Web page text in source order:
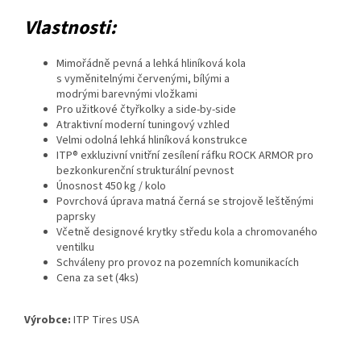
Vlastnosti:
Mimořádně pevná a lehká hliníková kola
s vyměnitelnými červenými, bílými a
modrými barevnými vložkami
Pro užitkové čtyřkolky a side-by-side
Atraktivní moderní tuningový vzhled
Velmi odolná lehká hliníková konstrukce
ITP® exkluzivní vnitřní zesílení ráfku ROCK ARMOR pro
bezkonkurenční strukturální pevnost
Únosnost 450 kg / kolo
Povrchová úprava matná černá se strojově leštěnými
paprsky
Včetně designové krytky středu kola a chromovaného
ventilku
Schváleny pro provoz na pozemních komunikacích
Cena za set (4ks)
Výrobce: ITP Tires USA